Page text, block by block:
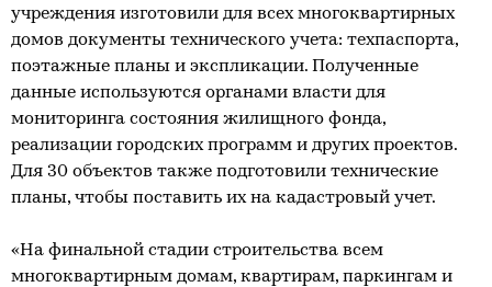
учреждения изготовили для всех многоквартирных
домов документы технического учета: техпаспорта,
поэтажные планы и экспликации. Полученные
данные используются органами власти для
мониторинга состояния жилищного фонда,
реализации городских программ и других проектов.
Для 30 объектов также подготовили технические
планы, чтобы поставить их на кадастровый учет.
«На финальной стадии строительства всем
многоквартирным домам, квартирам, паркингам и